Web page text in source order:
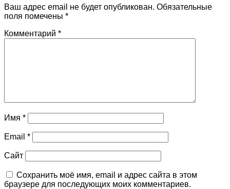
Ваш адрес email не будет опубликован. Обязательные
поля помечены *
Комментарий *
Имя *
Email *
Сайт
Сохранить моё имя, email и адрес сайта в этом
браузере для последующих моих комментариев.